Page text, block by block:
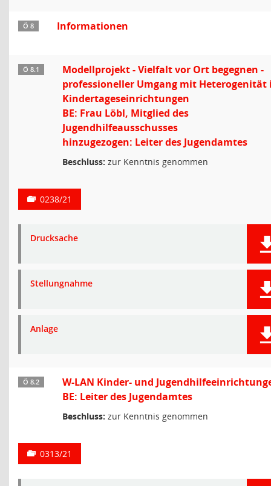
Ö 8 Informationen
Ö 8.1
Modellprojekt - Vielfalt vor Ort begegnen -
professioneller Umgang mit Heterogenität
Kindertageseinrichtungen
BE: Frau Löbl, Mitglied des
Jugendhilfeausschusses
hinzugezogen: Leiter des Jugendamtes
Beschluss: zur Kenntnis genommen
0238/21
Drucksache
Stellungnahme
Anlage
Ö 8.2
W-LAN Kinder- und
BE: Leiter des Jugendamtes
Beschluss: zur Kenntnis genommen
0313/21